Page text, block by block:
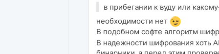
в прибегании к вуду или
необходимости нет
В подобном софте алгоритм
В надежности шифрования хоть